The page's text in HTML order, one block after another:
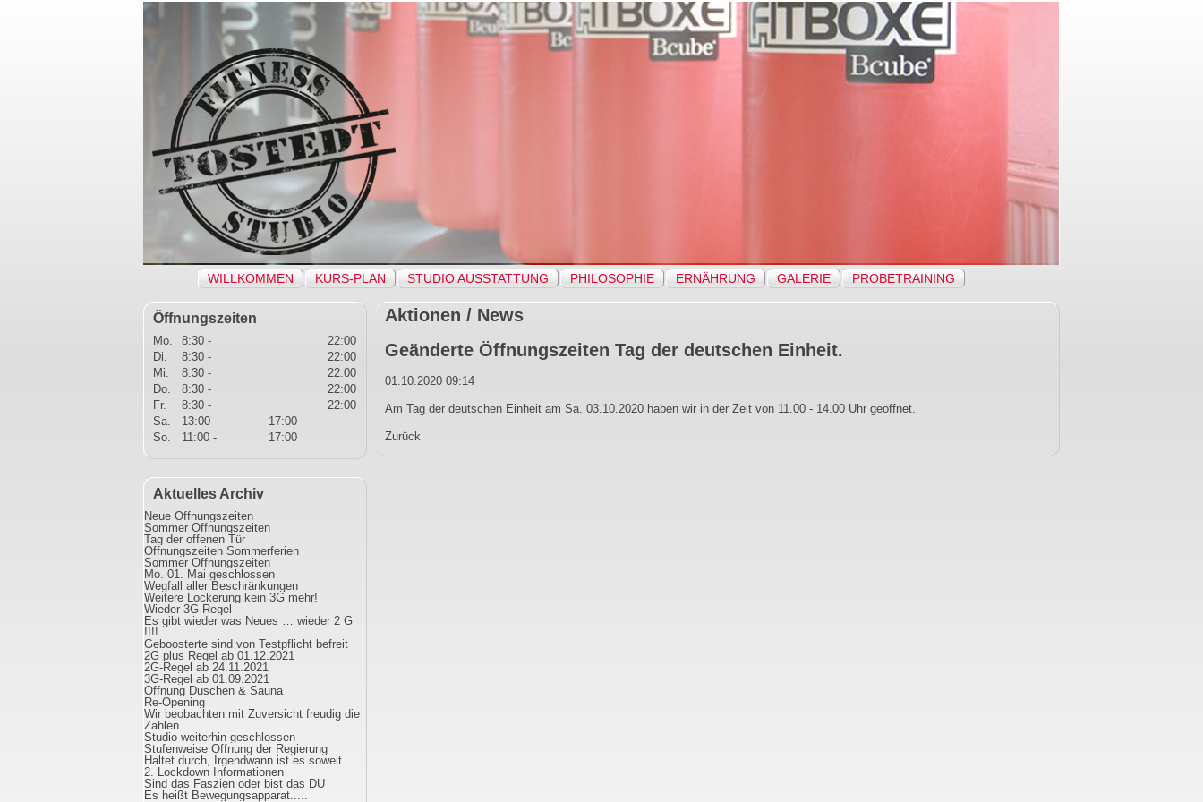
WILLKOMMEN KURS-PLAN STUDIO AUSSTATTUNG PHILOSOPHIE ERNÄHRUNG GALERIE PROBETRAINING
Aktionen / News
Geänderte Öffnungszeiten Tag der deutschen Einheit.
01.10.2020 09:14
Am Tag der deutschen Einheit am Sa. 03.10.2020 haben wir in der Zeit von 11.00 - 14.00 Uhr geöffnet.
Zurück
Öffnungszeiten
Mo. 8:30 -
22:00
Di.
8:30 -
22:00
Mi.
8:30 -
22:00
Do.
8:30 -
22:00
Fr.
8:30 -
22:00
Sa.
13:00 -
17:00
So.
11:00 - 17:00
Aktuelles Archiv
Neue Öffnungszeiten
Sommer Öffnungszeiten
Tag der offenen Tür
Öffnungszeiten Sommerferien
Sommer Öffnungszeiten
Mo. 01. Mai geschlossen
Wegfall aller Beschränkungen
Weitere Lockerung kein 3G mehr!
Wieder 3G-Regel
Es gibt wieder was Neues … wieder 2 G
!!!!
Geboosterte sind von Testpflicht befreit
2G plus Regel ab 01.12.2021
2G-Regel ab 24.11.2021
3G-Regel ab 01.09.2021
Öffnung Duschen & Sauna
Re-Opening
Wir beobachten mit Zuversicht freudig die
Zahlen
Studio weiterhin geschlossen
Stufenweise Öffnung der Regierung
Haltet durch, Irgendwann ist es soweit
2. Lockdown Informationen
Sind das Faszien oder bist das DU
Es heißt Bewegungsapparat.....